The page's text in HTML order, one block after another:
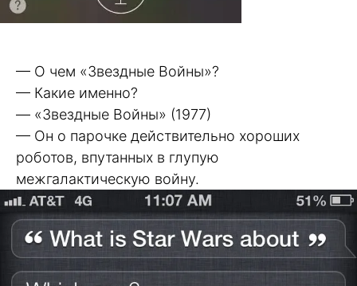
— О чем «Звездные Войны»?
— Какие именно?
— «Звездные Войны» (1977)
— Он о парочке действительно хороших
роботов, впутанных в глупую
межгалактическую войну.